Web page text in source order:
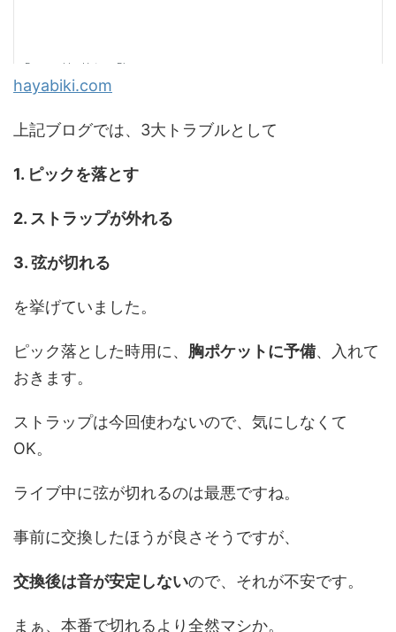
hayabiki.com
上記ブログでは、3大トラブルとして
1. ピックを落とす
2. ストラップが外れる
3. 弦が切れる
を挙げていました。
ピック落とした時用に、 胸ポケットに予備、入れて
おきます。
ストラップは今回使わないので、気にしなくて
OK。
ライブ中に弦が切れるのは最悪ですね。
事前に交換したほうが良さそうですが、
交換後は音が安定しないので、それが不安です。
まぁ、本番で切れるより全然マシか。